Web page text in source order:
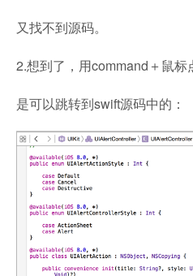
又找不到源码。
2.想到了，用command＋鼠
是可以跳转到swift源码中的：